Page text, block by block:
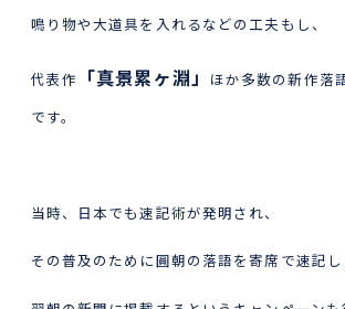
鳴り物や大道具を入れるなどの工夫もし、
代表作 「真景累ヶ淵」
ほか多数の新作落
です。
当時、日本でも速記術が発明され、
その普及のために圓朝の落語を寄席で速記し